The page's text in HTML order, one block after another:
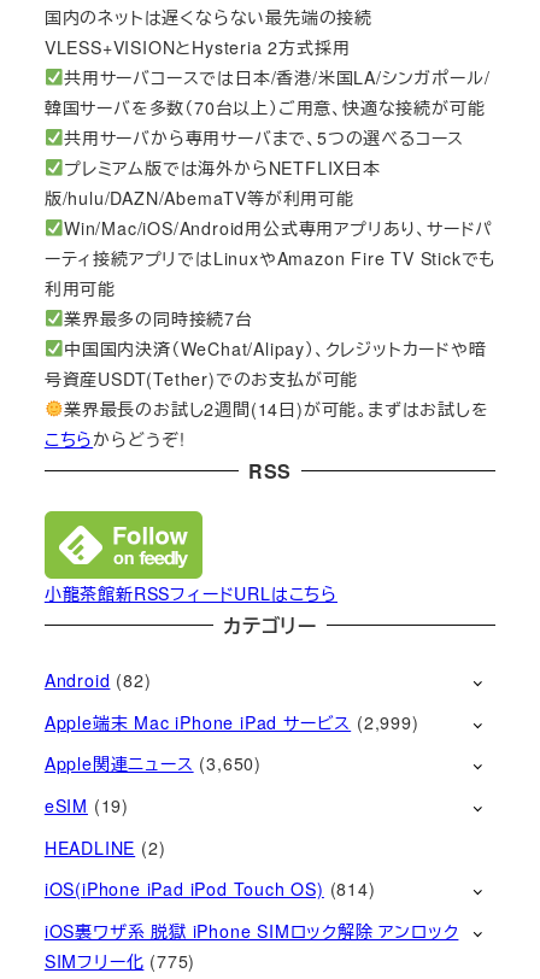
国内のネットは遅くならない最先端の接続
VLESS+VISIONとHysteria 2方式採用
共用サーバコースでは日本/香港/米国LA/シンガポール/
韓国サーバを多数（70台以上）ご用意、快適な接続が可能
共用サーバから専用サーバまで、5つの選べるコース
プレミアム版では海外からNETFLIX日本
版/hulu/DAZN/AbemaTV等が利用可能
Win/Mac/iOS/Android用公式専用アプリあり、サードパ
ーティ接続アプリではLinuxやAmazon Fire TV Stickでも
利用可能
業界最多の同時接続7台
中国国内決済（WeChat/Alipay）、クレジットカードや暗
号資産USDT(Tether)でのお支払が可能
業界最長のお試し2週間(14日)が可能。まずはお試しを
こちらからどうぞ!
RSS
小龍茶館新RSSフィードURLはこちら
カテゴリー
Android (82)
Apple端末 Mac iPhone iPad サービス (2,999)
Apple関連ニュース (3,650)
eSIM (19)
HEADLINE (2)
iOS(iPhone iPad iPod Touch OS) (814)
iOS裏ワザ系 脱獄 iPhone SIMロック解除 アンロック
SIMフリー化 (775)